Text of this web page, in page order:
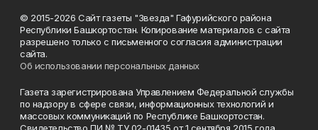
© 2015-2026 Сайт газеты "Звезда" Гафурийского района
Республики Башкортостан. Копирование материалов с сайта
разрешено только с письменного согласия администрации
сайта.
Об использовании персональных данных
Газета зарегистрирована Управлением Федеральной службы
по надзору в сфере связи, информационных технологий и
массовых коммуникаций по Республике Башкортостан.